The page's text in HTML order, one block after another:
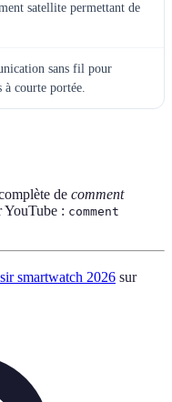
satellite permettant de
sans fil pour
à courte portée.
de comment
YouTube : comment
smartwatch 2026 sur